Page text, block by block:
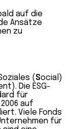
auf die
Ansätze
zu
(Social)
Die ESG-
für
auf
Viele Fonds
für